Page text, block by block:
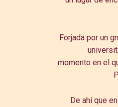
Forjada por un
momento en el
De ahí que en